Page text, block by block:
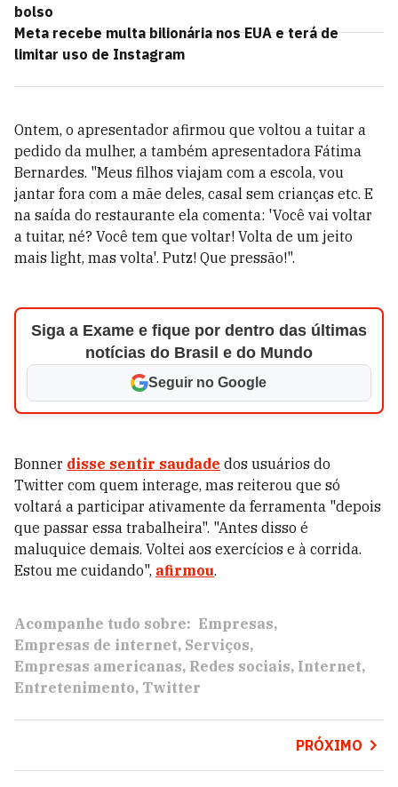
bolso
Meta recebe multa bilionária nos EUA e terá de
limitar uso de Instagram
Ontem, o apresentador afirmou que voltou a tuitar a
pedido da mulher, a também apresentadora Fátima
Bernardes. "Meus filhos viajam com a escola, vou
jantar fora com a mãe deles, casal sem crianças etc. E
na saída do restaurante ela comenta: 'Você vai voltar
a tuitar, né? Você tem que voltar! Volta de um jeito
mais light, mas volta'. Putz! Que pressão!".
Siga a Exame e fique por dentro das últimas
notícias do Brasil e do Mundo
Seguir no Google
Bonner disse sentir saudade dos usuários do
Twitter com quem interage, mas reiterou que só
voltará a participar ativamente da ferramenta "depois
que passar essa trabalheira". "Antes disso é
maluquice demais. Voltei aos exercícios e à corrida.
Estou me cuidando", afirmou.
Acompanhe tudo sobre: Empresas
Empresas de internet Serviços
Empresas americanas Redes sociais Internet
Entretenimento Twitter
PRÓXIMO